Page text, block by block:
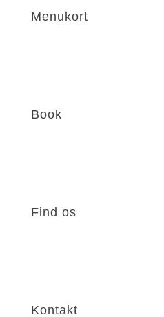
Menukort
Book
Find os
Kontakt